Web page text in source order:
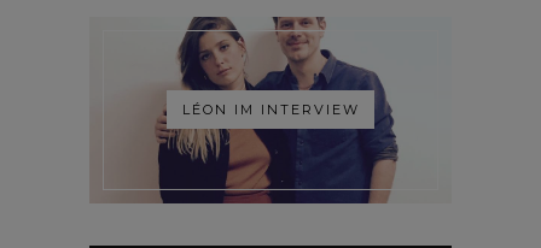
LÉON IM INTERVIEW